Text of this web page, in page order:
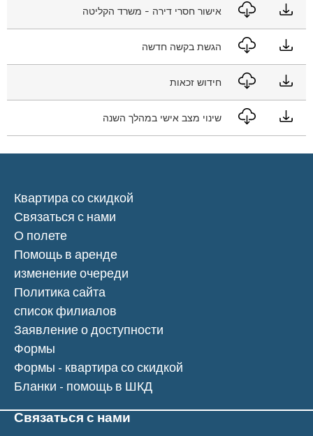
אישור חסרי דירה - משרד הקליטה
הגשת בקשה חדשה
חידוש זכאות
שינוי מצב אישי במהלך השנה
Квартира со скидкой
Связаться с нами
О полете
Помощь в аренде
изменение очереди
Политика сайта
список филиалов
Заявление о доступности
Формы
Формы - квартира со скидкой
Бланки - помощь в ШКД
Связаться с нами